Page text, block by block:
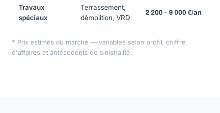
Travaux
spéciaux
Terrassement,
démolition, VRD
2 200 – 9 000 €/an
* Prix estimés du marché — variables selon profil, chiffre
d'affaires et antécédents de sinistralité.